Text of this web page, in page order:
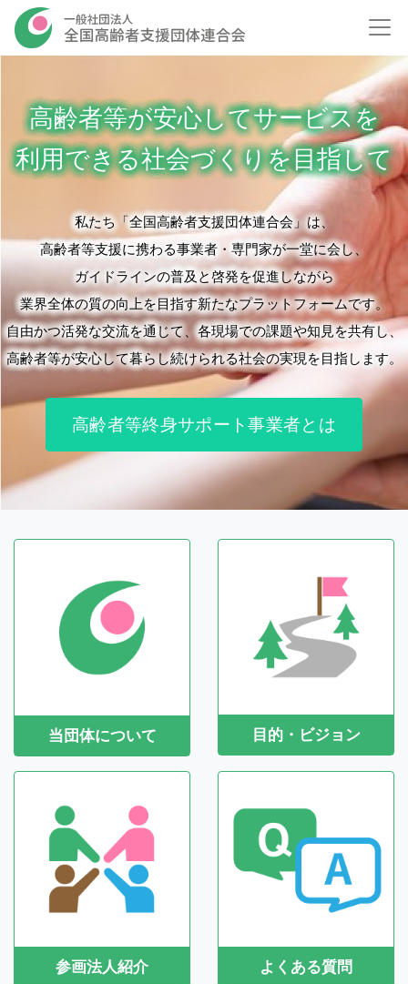
高齢者等が安心してサービスを
利用できる社会づくりを目指して
私たち「全国高齢者支援団体連合会」は、
高齢者等支援に携わる事業者・専門家が一堂に会し、
ガイドラインの普及と啓発を促進しながら
業界全体の質の向上を目指す新たなプラットフォームです。
自由かつ活発な交流を通じて、各現場での課題や知見を共有し、
高齢者等が安心して暮らし続けられる社会の実現を目指します。
高齢者等終身サポート事業者とは
当団体について 目的・ビジョン
参画法人紹介 よくある質問